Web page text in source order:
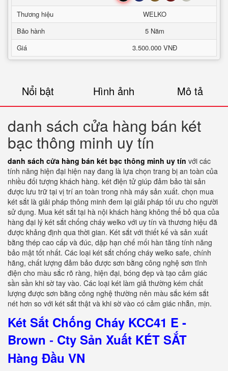
Thương hiệu
WELKO
Bảo hành
5 Năm
Giá
3.500.000 VNĐ
Nổi bật Hình ảnh Mô tả
danh sách cửa hàng bán két
bạc thông minh uy tín
danh sách cửa hàng bán két bạc thông minh uy tín với các
tính năng hiện đại hiện nay đang là lựa chọn trang bị an toàn của
nhiều đối tượng khách hàng. két điện tử giúp đảm bảo tài sản
được lưu trữ tại vị trí an toàn trong nhà máy sản xuất. chọn mua
két sắt là giải pháp thông minh đem lại giải pháp tối ưu cho người
sử dụng. Mua két sắt tại hà nội khách hàng không thể bỏ qua của
hàng đại lý két sắt chống cháy welko với uy tín và thương hiệu đã
được khảng định qua thời gian. Két sắt với thiết kế và sản xuất
bằng thép cao cấp và đúc, dập hạn chế mối hàn tăng tính năng
bảo mật tốt nhất. Các loại két sắt chống cháy welko safe, chính
hãng, chất lượng đảm bảo được sơn bằng công nghệ sơn tĩnh
điện cho màu sắc rõ ràng, hiện đại, bóng đẹp và tạo cảm giác
sần sần khi sờ tay vào. Các loại két làm giả thường kém chất
lượng được sơn bằng công nghệ thường nên màu sắc kém sắt
nét hơn so với két sắt thật và khi sờ vào có cảm giác nhẵn, mịn.
Két Sắt Chống Cháy KCC41 E -
Brown - Cty Sản Xuất KÉT SẮT
Hàng Đầu VN